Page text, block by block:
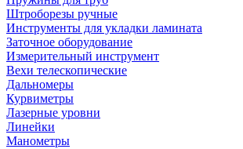
Штроборезы ручные
Инструменты для укладки ламината
Заточное оборудование
Измерительный инструмент
Вехи телескопические
Дальномеры
Курвиметры
Лазерные уровни
Линейки
Манометры